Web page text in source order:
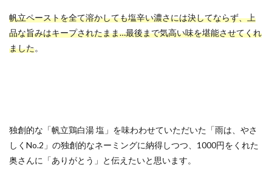
帆立ペーストを全て溶かしても塩辛い濃さには決してならず、上
品な旨みはキープされたまま…最後まで気高い味を堪能させてくれ
ました。
独創的な「帆立鶏白湯 塩」を味わわせていただいた「雨は、やさ
しくNo.2」の独創的なネーミングに納得しつつ、1000円をくれた
奥さんに「ありがとう」と伝えたいと思います。